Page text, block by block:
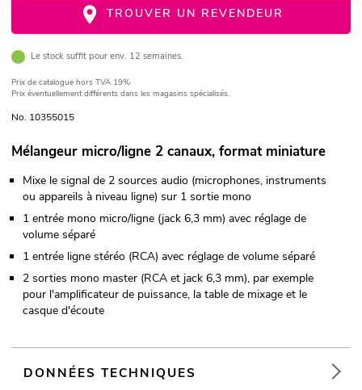
TROUVER UN REVENDEUR
Le stock suffit pour env. 12 semaines.
Prix de catalogue hors TVA 19%
Prix éventuellement différents dans les magasins spécialisés.
No. 10355015
Mélangeur micro/ligne 2 canaux, format miniature
Mixe le signal de 2 sources audio (microphones, instruments
ou appareils à niveau ligne) sur 1 sortie mono
1 entrée mono micro/ligne (jack 6,3 mm) avec réglage de
volume séparé
1 entrée ligne stéréo (RCA) avec réglage de volume séparé
2 sorties mono master (RCA et jack 6,3 mm), par exemple
pour l'amplificateur de puissance, la table de mixage et le
casque d'écoute
DONNÉES TECHNIQUES